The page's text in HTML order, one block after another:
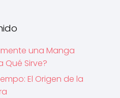
una Manga
Qué Sirve?
El Origen de la